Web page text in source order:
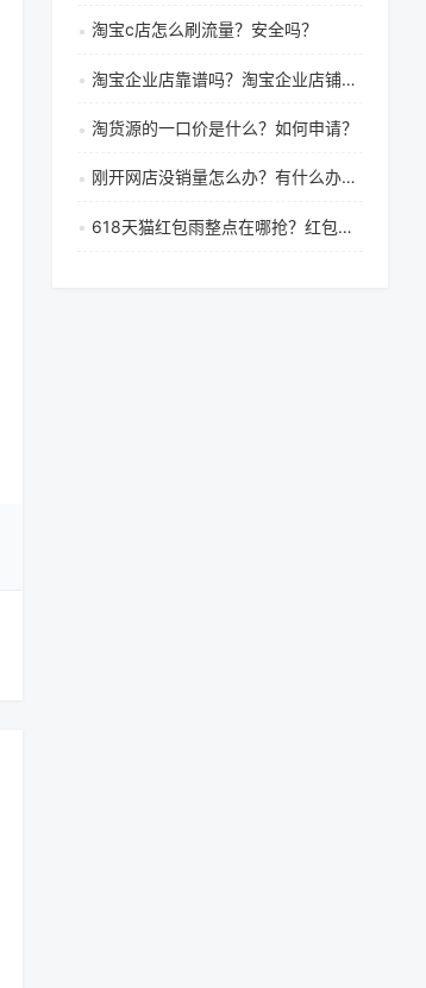
淘宝c店怎么刷流量？安全吗？
淘宝企业店靠谱吗？淘宝企业店铺优势是什么？
淘货源的一口价是什么？如何申请？
刚开网店没销量怎么办？有什么办法？
618天猫红包雨整点在哪抢？红包雨攻略有哪些